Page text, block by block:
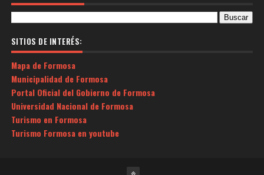
SITIOS DE INTERÉS:
Mapa de Formosa
Municipalidad de Formosa
Portal Oficial del Gobierno de Formosa
Universidad Nacional de Formosa
Turismo en Formosa
Turismo Formosa en youtube